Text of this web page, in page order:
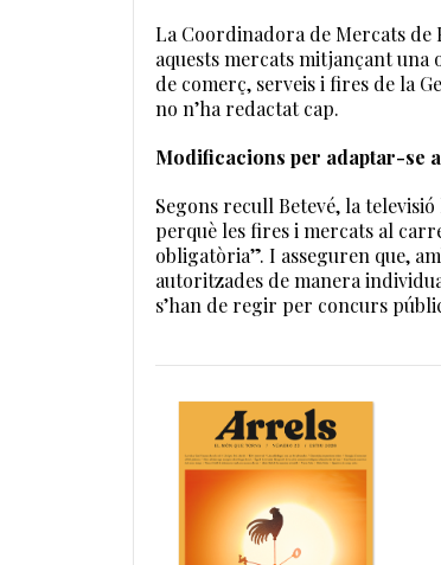
La Coordinadora de Mercats
aquests mercats mitjançant una
de comerç, serveis i fires de la
no n’ha redactat cap.
Modificacions per adaptar-se
Segons recull Betevé, la
perquè les fires i mercats al
obligatòria”. I asseguren que,
autoritzades de manera
s’han de regir per concurs